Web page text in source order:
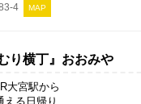
4 MAP
り横丁』おおみや
大宮駅から
える日帰り